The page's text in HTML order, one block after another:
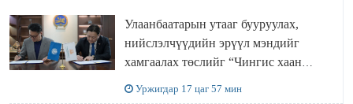
Улаанбаатарын утааг бууруулах,
нийслэлчүүдийн эрүүл мэндийг
хамгаалах төслийг “Чингис хаан
Уржигдар 17 цаг 57 мин